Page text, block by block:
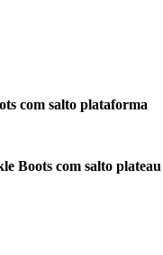
com salto plataforma
Boots com salto plateau